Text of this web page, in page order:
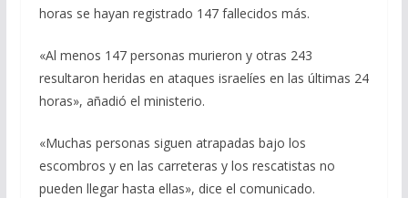
horas se hayan registrado 147 fallecidos más.
«Al menos 147 personas murieron y otras 243
resultaron heridas en ataques israelíes en las últimas 24
horas», añadió el ministerio.
«Muchas personas siguen atrapadas bajo los
escombros y en las carreteras y los rescatistas no
pueden llegar hasta ellas», dice el comunicado.